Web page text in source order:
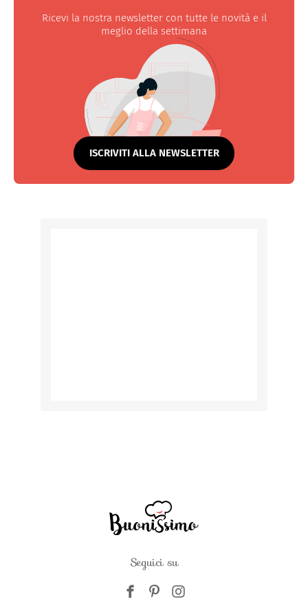
Ricevi la nostra newsletter con tutte le novità e il
meglio della settimana
ISCRIVITI ALLA NEWSLETTER
Seguici su